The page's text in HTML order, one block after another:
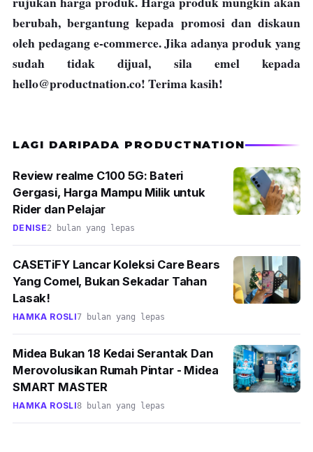
berubah, bergantung kepada promosi dan diskaun
oleh pedagang e-commerce. Jika adanya produk yang
sudah tidak dijual, sila emel kepada
hello@productnation.co! Terima kasih!
LAGI DARIPADA PRODUCTNATION
Review realme C100 5G: Bateri
Gergasi, Harga Mampu Milik untuk
Rider dan Pelajar
DENISE2 bulan yang lepas
CASETiFY Lancar Koleksi Care Bears
Yang Comel, Bukan Sekadar Tahan
Lasak!
HAMKA ROSLI7 bulan yang lepas
Midea Bukan 18 Kedai Serantak Dan
Merovolusikan Rumah Pintar - Midea
SMART MASTER
HAMKA ROSLI8 bulan yang lepas